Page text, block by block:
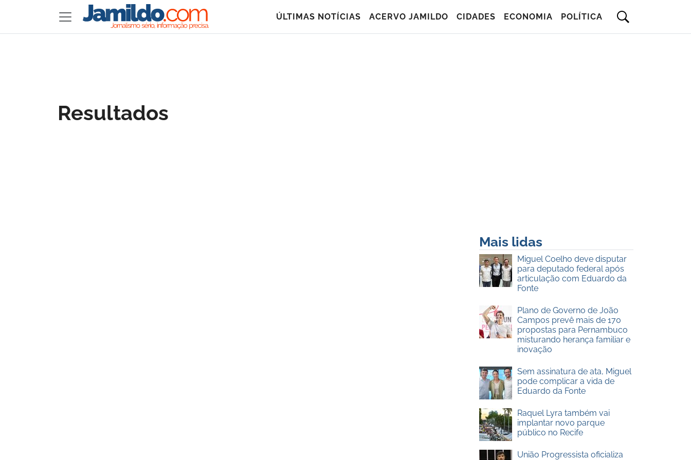
ÚLTIMAS NOTÍCIAS ACERVO JAMILDO CIDADES ECONOMIA POLÍTICA
Resultados
Mais lidas
Miguel Coelho deve disputar
para deputado federal após
articulação com Eduardo da
Fonte
Plano de Governo de João
Campos prevê mais de 170
propostas para Pernambuco
misturando herança familiar e
inovação
Sem assinatura de ata, Miguel
pode complicar a vida de
Eduardo da Fonte
Raquel Lyra também vai
implantar novo parque
público no Recife
União Progressista oficializa